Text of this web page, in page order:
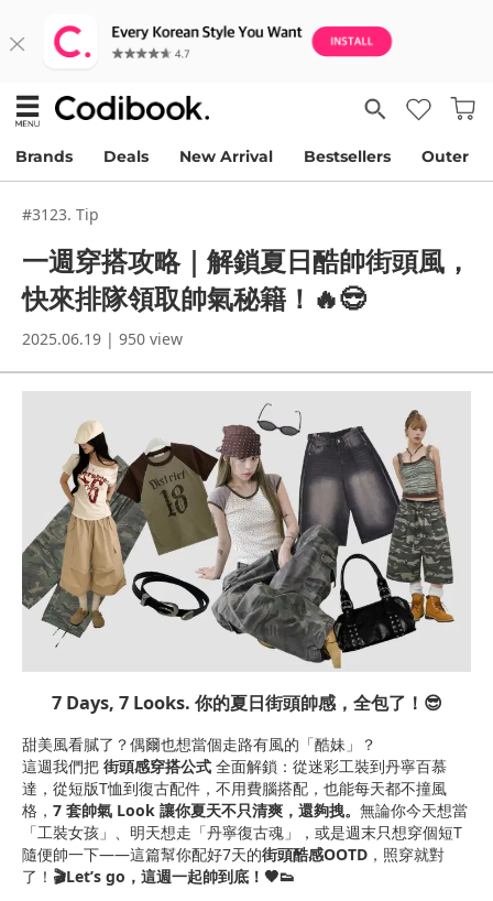
Brands Deals New Arrival Bestsellers Outer
#3123. Tip
一週穿搭攻略｜解鎖夏日酷帥街頭風，
快來排隊領取帥氣秘籍！🔥😎
2025.06.19 | 950 view
7 Days, 7 Looks. 你的夏日街頭帥感，全包了！😎
甜美風看膩了？偶爾也想當個走路有風的「酷妹」？
這週我們把 街頭感穿搭公式 全面解鎖：從迷彩工裝到丹寧百慕
達，從短版T恤到復古配件，不用費腦搭配，也能每天都不撞風
格， 7 套帥氣 Look 讓你夏天不只清爽，還夠拽。 無論你今天想當
「工裝女孩」、明天想走「丹寧復古魂」，或是週末只想穿個短T
隨便帥一下——這篇幫你配好7天的街頭酷感OOTD ，照穿就對
了！ 🎬Let’s go，這週一起帥到底！🖤👟